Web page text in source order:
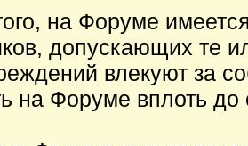
на Форуме
допускающих те
влекуют за
на Форуме вплоть